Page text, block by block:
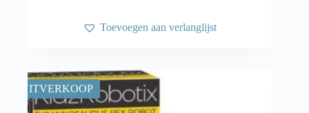
€ 19,95.
€ 13,95.Toevoegen aan verlanglijst
UITVERKOOP